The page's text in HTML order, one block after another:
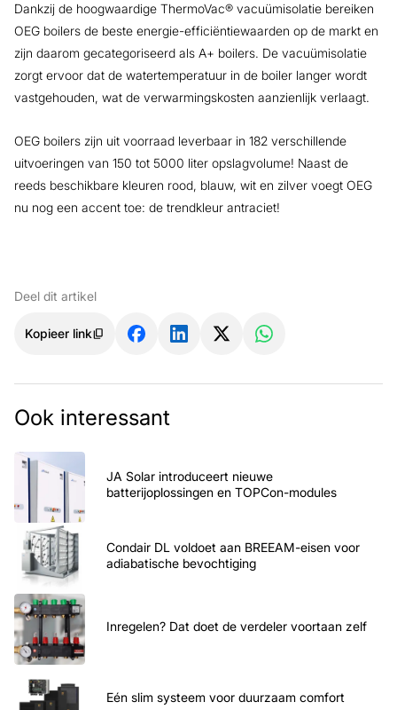
Dankzij de hoogwaardige ThermoVac® vacuümisolatie bereiken
OEG boilers de beste energie-efficiëntiewaarden op de markt en
zijn daarom gecategoriseerd als A+ boilers. De vacuümisolatie
zorgt ervoor dat de watertemperatuur in de boiler langer wordt
vastgehouden, wat de verwarmingskosten aanzienlijk verlaagt.
OEG boilers zijn uit voorraad leverbaar in 182 verschillende
uitvoeringen van 150 tot 5000 liter opslagvolume! Naast de
reeds beschikbare kleuren rood, blauw, wit en zilver voegt OEG
nu nog een accent toe: de trendkleur antraciet!
Deel dit artikel
Kopieer link
Ook interessant
JA Solar introduceert nieuwe
batterijoplossingen en TOPCon-modules
Condair DL voldoet aan BREEAM-eisen voor
adiabatische bevochtiging
Inregelen? Dat doet de verdeler voortaan zelf
Eén slim systeem voor duurzaam comfort